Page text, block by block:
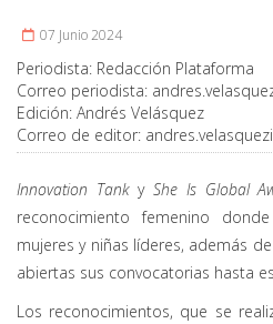
07 Junio 2024
Periodista: Redacción Plataforma
Correo periodista:
Edición: Andrés Velásquez
Correo de editor:
Innovation Tanky She Is Global
reconocimiento femenino
mujeres y niñas líderes, además
abiertas sus convocatorias hasta
Los reconocimientos, que se